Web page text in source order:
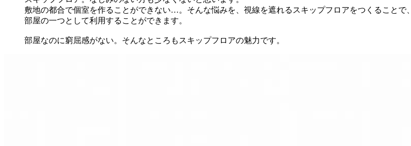
敷地の都合で個室を作ることができない…。そんな悩みを、視線を遮れるスキップフロアをつくることで、
部屋の一つとして利用することができます。
部屋なのに窮屈感がない。そんなところもスキップフロアの魅力です。